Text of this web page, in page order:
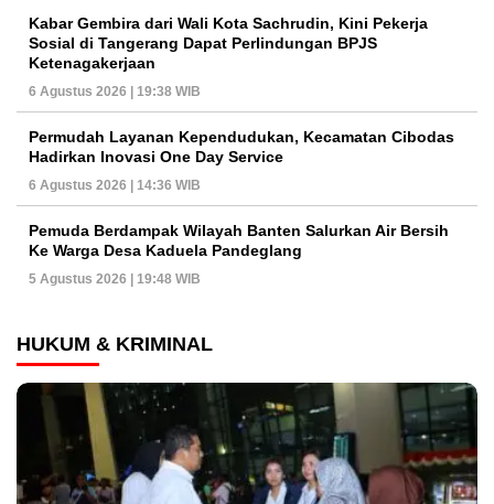
Kabar Gembira dari Wali Kota Sachrudin, Kini Pekerja
Sosial di Tangerang Dapat Perlindungan BPJS
Ketenagakerjaan
6 Agustus 2026 | 19:38 WIB
Permudah Layanan Kependudukan, Kecamatan Cibodas
Hadirkan Inovasi One Day Service
6 Agustus 2026 | 14:36 WIB
Pemuda Berdampak Wilayah Banten Salurkan Air Bersih
Ke Warga Desa Kaduela Pandeglang
5 Agustus 2026 | 19:48 WIB
HUKUM & KRIMINAL